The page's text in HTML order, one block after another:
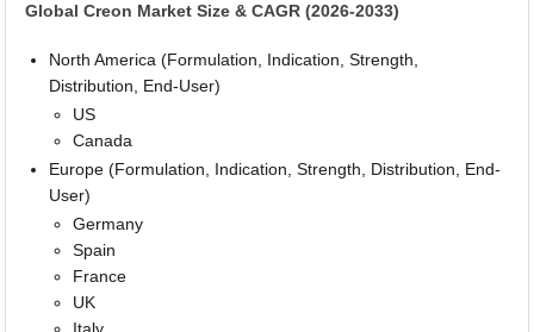
Global Creon Market Size & CAGR (2026-2033)
North America (Formulation, Indication, Strength,
Distribution, End-User)
US
Canada
Europe (Formulation, Indication, Strength, Distribution, End-
User)
Germany
Spain
France
UK